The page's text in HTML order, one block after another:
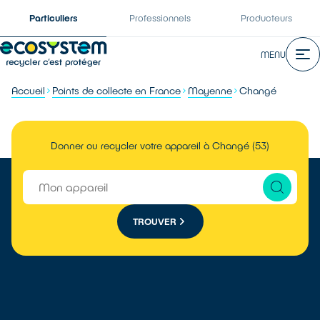
Particuliers Professionnels Producteurs
MENU
Accueil Points de collecte en France Mayenne Changé
Donner ou recycler votre appareil à Changé (53)
TROUVER